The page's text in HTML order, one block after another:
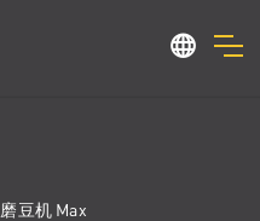
磨豆机 Max